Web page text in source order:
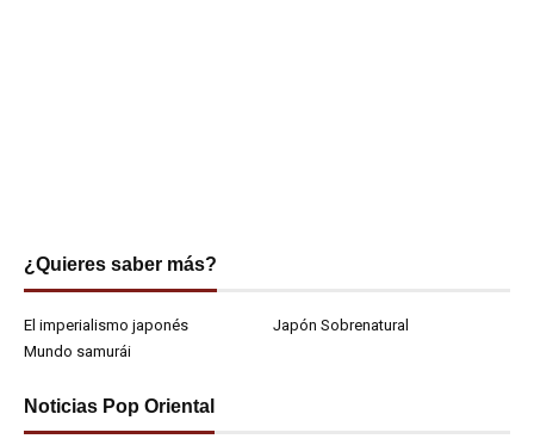
¿Quieres saber más?
El imperialismo japonés
Japón Sobrenatural
Mundo samurái
Noticias Pop Oriental